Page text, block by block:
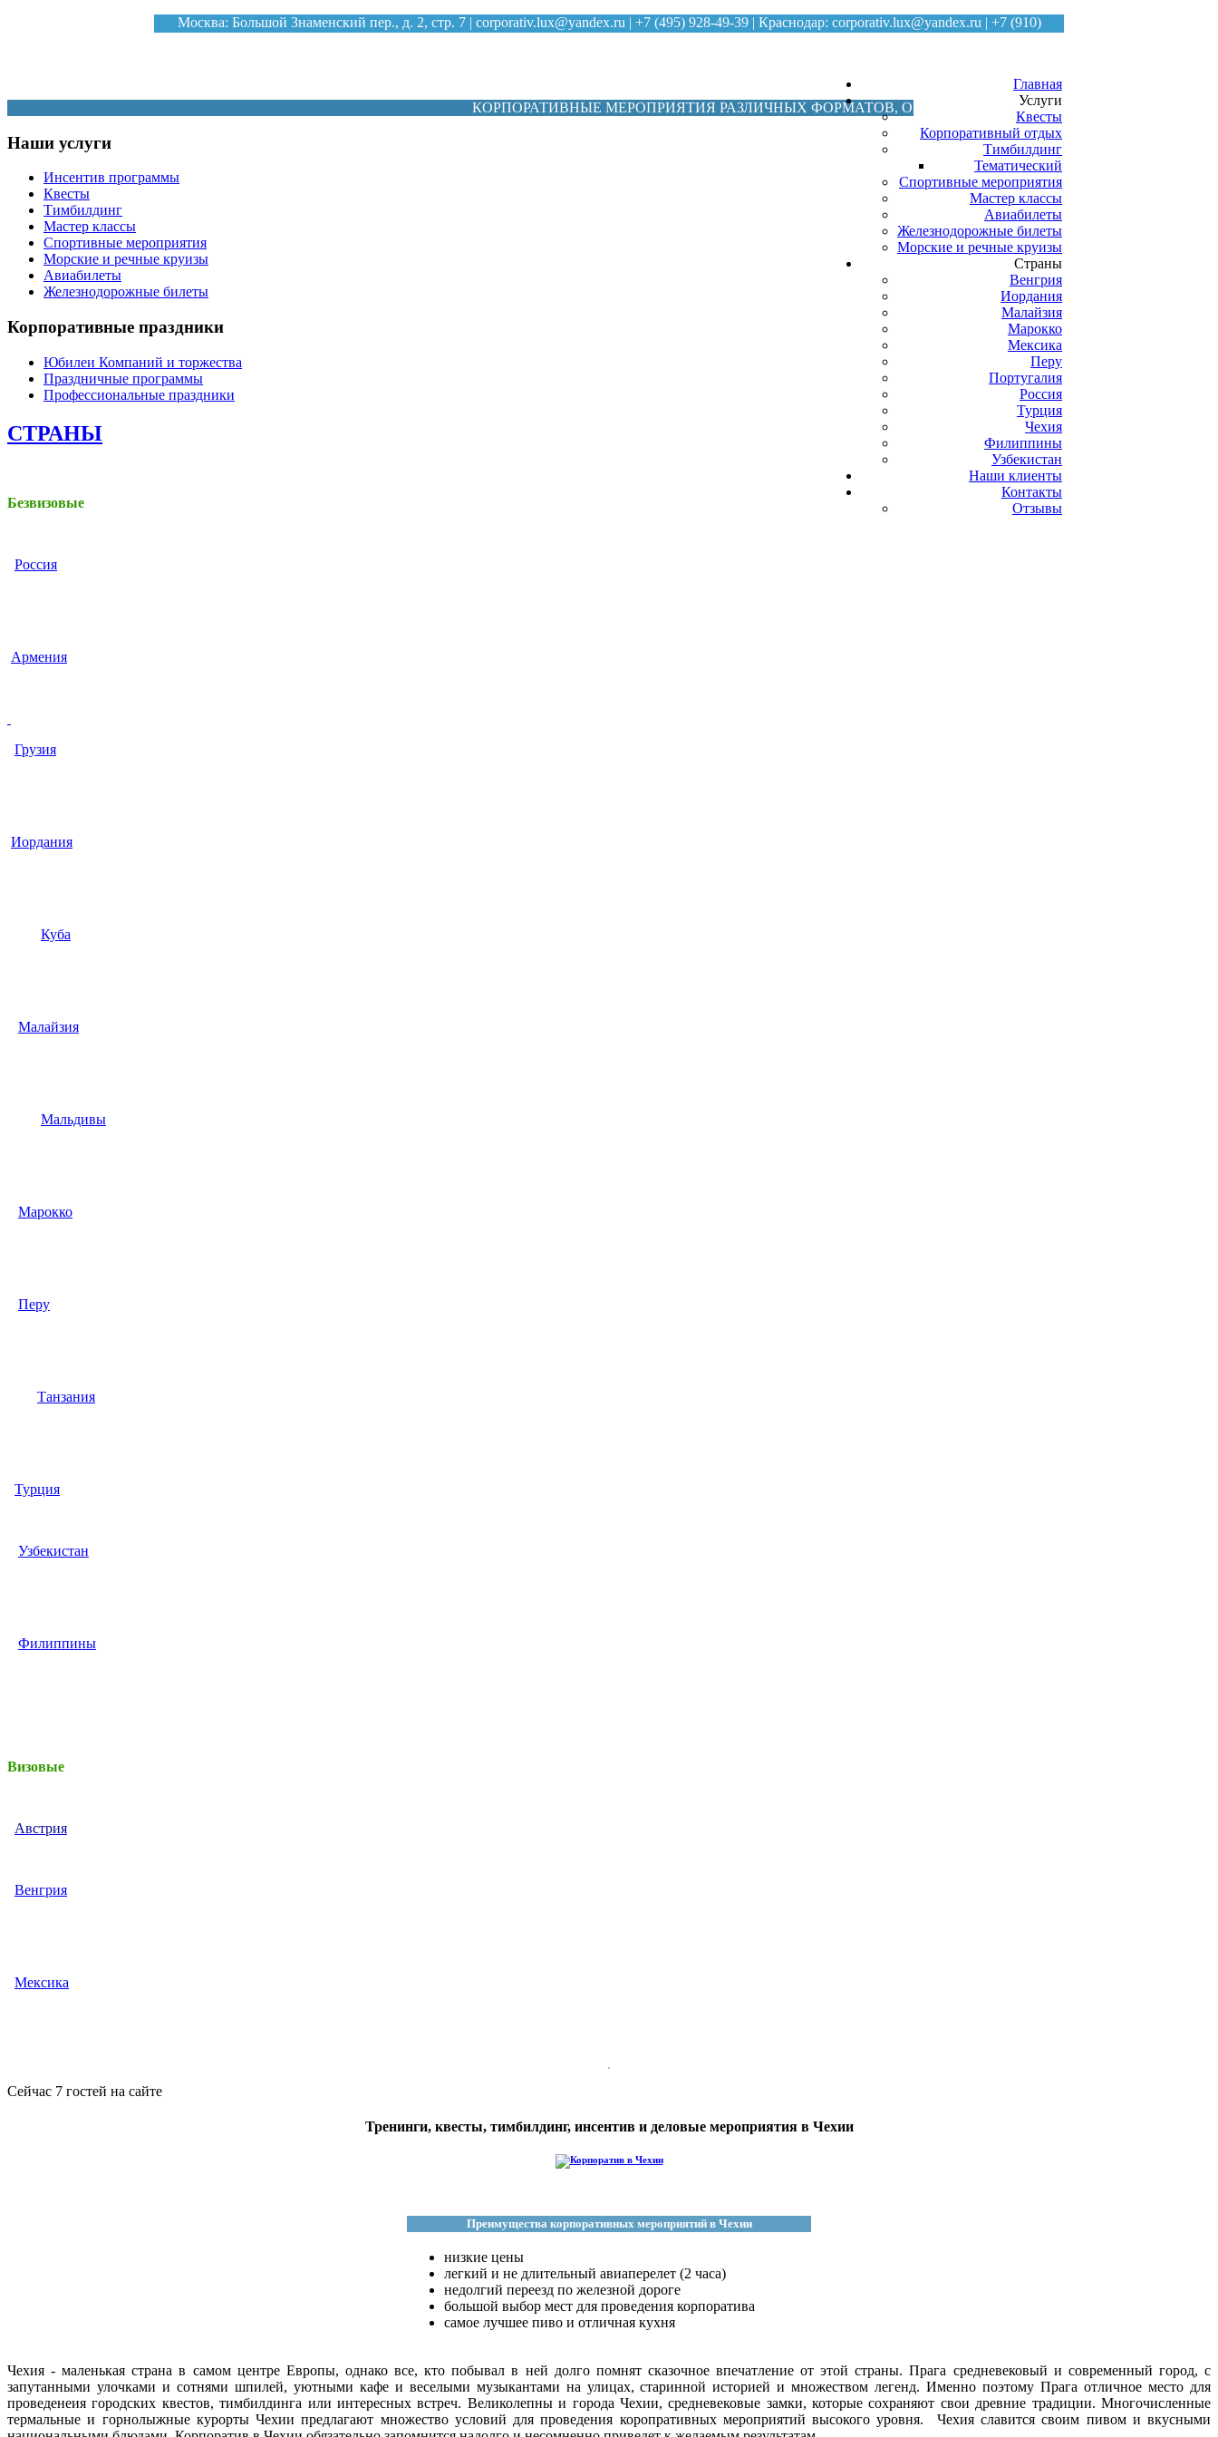
Москва: Большой Знаменский пер., д. 2, стр. 7 | corporativ.lux@yandex.ru | +7 (495) 928-49-39| Краснодар: corporativ.lux@yandex.ru | +7 (910)
Главная
Услуги
Квесты
Корпоративный отдых
Тимбилдинг
Тематический
Спортивные мероприятия
Мастер классы
Авиабилеты
Железнодорожные билеты
Морские и речные круизы
Страны
Венгрия
Иордания
Малайзия
Марокко
Мексика
Перу
Португалия
Россия
Турция
Чехия
Филиппины
Узбекистан
Наши клиенты
Контакты
Отзывы
КОРПОРАТИВНЫЕ МЕРОПРИЯТИЯ РАЗЛИЧНЫХ ФОРМАТОВ, ОН-ЛАЙН И ОФФ-ЛАЙН ПРОЕКТЫ,
Наши услуги
Инсентив программы
Квесты
Тимбилдинг
Мастер классы
Спортивные мероприятия
Морские и речные круизы
Авиабилеты
Железнодорожные билеты
Корпоративные праздники
Юбилеи Компаний и торжества
Праздничные программы
Профессиональные праздники
СТРАНЫ
Безвизовые
Россия
Армения
Грузия
Иордания
Куба
Малайзия
Мальдивы
Марокко
Перу
Танзания
Турция
Узбекистан
Филиппины
Визовые
Австрия
Венгрия
Мексика
Сейчас 7 гостей на сайте
Тренинги, квесты, тимбилдинг, инсентив и деловые мероприятия в Чехии
Преимущества корпоративных мероприятий в Чехии
низкие цены
легкий и не длительный авиаперелет (2 часа)
недолгий переезд по железной дороге
большой выбор мест для проведения корпоратива
самое лучшее пиво и отличная кухня
Чехия - маленькая страна в самом центре Европы, однако все, кто побывал в ней долго помнят сказочное впечатление от этой страны. Прага средневековый и современный город, с
запутанными улочками и сотнями шпилей, уютными кафе и веселыми музыкантами на улицах, старинной историей и множеством легенд. Именно поэтому Прага отличное место для
проведенеия городских квестов, тимбилдинга или интересных встреч. Великолепны и города Чехии, средневековые замки, которые сохраняют свои древние традиции. Многочисленные
термальные и горнолыжные курорты Чехии предлагают множество условий для проведения коропративных мероприятий высокого уровня. Чехия славится своим пивом и вкусными